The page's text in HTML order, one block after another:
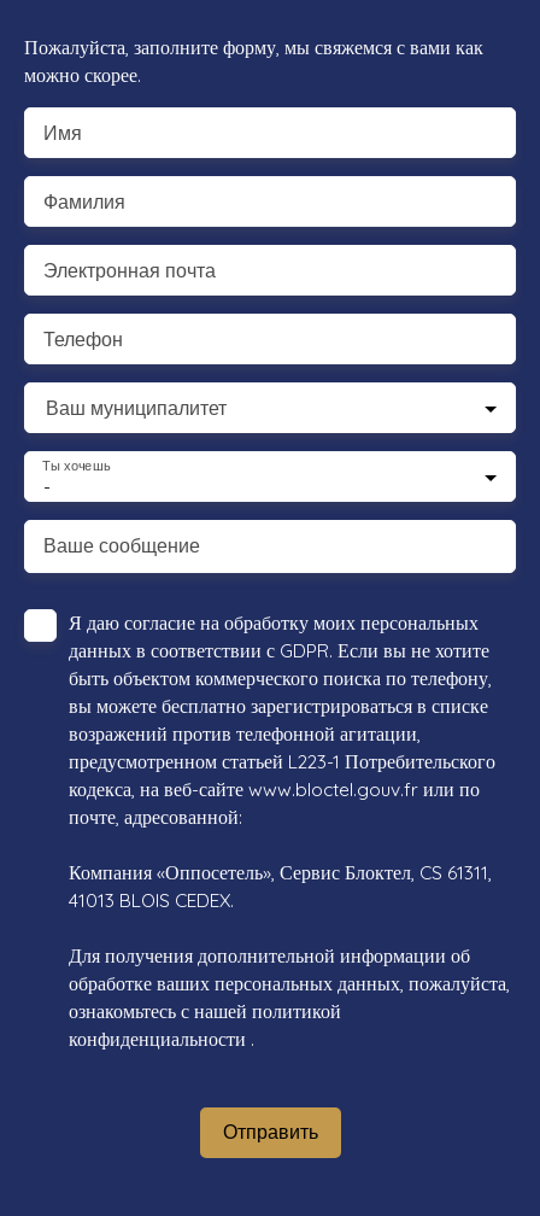
Пожалуйста, заполните форму, мы свяжемся с вами как
можно скорее.
Имя
Фамилия
Электронная почта
Телефон
Ваш муниципалитет
-
Ты хочешь
Ваше сообщение
Я даю согласие на обработку моих персональных
данных в соответствии с GDPR. Если вы не хотите
быть объектом коммерческого поиска по телефону,
вы можете бесплатно зарегистрироваться в списке
возражений против телефонной агитации,
предусмотренном статьей L223-1 Потребительского
кодекса, на веб-сайте www.bloctel.gouv.fr или по
почте, адресованной:
Компания «Оппосетель», Сервис Блоктел, CS 61311,
41013 BLOIS CEDEX.
Для получения дополнительной информации об
обработке ваших персональных данных, пожалуйста,
ознакомьтесь с нашей политикой
конфиденциальности .
Отправить